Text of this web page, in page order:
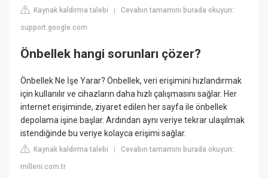
Kaynak kaldırma talebi |Cevabın tamamını burada okuyun:
support.google.com
Önbellek hangi sorunları çözer?
Önbellek Ne İşe Yarar? Önbellek, veri erişimini hızlandırmak
için kullanılır ve cihazların daha hızlı çalışmasını sağlar. Her
internet erişiminde, ziyaret edilen her sayfa ile önbellek
depolama işine başlar. Ardından aynı veriye tekrar ulaşılmak
istendiğinde bu veriye kolayca erişimi sağlar.
Kaynak kaldırma talebi |Cevabın tamamını burada okuyun:
milleni.com.tr